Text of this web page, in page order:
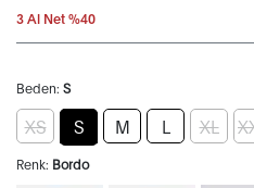
3 Al Net %40
Beden: S
XS S M L XL
Renk: Bordo